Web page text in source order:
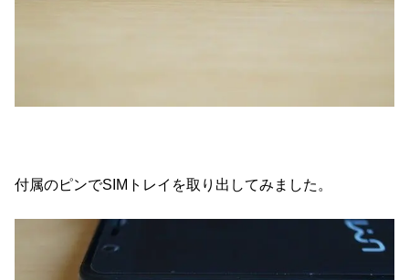
付属のピンでSIMトレイを取り出してみました。